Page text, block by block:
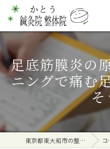
足底筋膜炎の
ニングで痛む
そ
東京都東大和市の整体ならかとう鍼灸院 整体院 コラム